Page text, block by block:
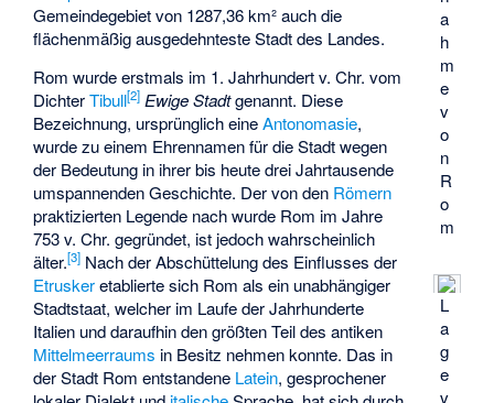
a
h
m
e
v
o
n
R
o
m
L
a
g
e
v
Gemeindegebiet von 1287,36 km² auch die
flächenmäßig ausgedehnteste Stadt des Landes.
Rom wurde erstmals im 1. Jahrhundert v. Chr. vom
DichterTibull[2] Ewige Stadtgenannt. Diese
Bezeichnung, ursprünglich eineAntonomasie,
wurde zu einem Ehrennamen für die Stadt wegen
der Bedeutung in ihrer bis heute drei Jahrtausende
umspannenden Geschichte. Der von den Römern
praktizierten Legende nach wurde Rom im Jahre
753 v. Chr. gegründet, ist jedoch wahrscheinlich
älter.[3] Nach der Abschüttelung des Einflusses der
Etruskeretablierte sich Rom als ein unabhängiger
Stadtstaat, welcher im Laufe der Jahrhunderte
Italien und daraufhin den größten Teil des antiken
Mittelmeerraums in Besitz nehmen konnte. Das in
der Stadt Rom entstandene Latein, gesprochener